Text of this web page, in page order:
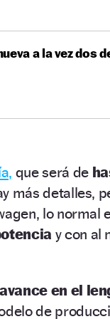
a la vez dos
que será de
más detalles,
lo
y con al
avance en el
de